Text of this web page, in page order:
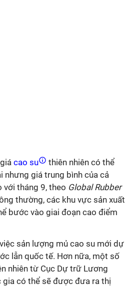
cao su
thiên nhiên có thể
giá trung bình của cả
với tháng 9, theo Global Rubber
thường, các khu vực sản xuất
bước vào giai đoạn cao điểm
sản lượng mủ cao su mới dự
lẫn quốc tế. Hơn nữa, một số
nhiên từ Cục Dự trữ Lương
có thể sẽ được đưa ra thị